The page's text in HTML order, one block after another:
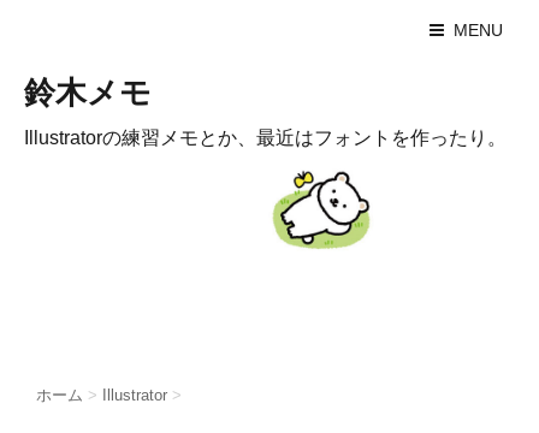
MENU
鈴木メモ
Illustratorの練習メモとか、最近はフォントを作ったり。
ホーム > Illustrator >